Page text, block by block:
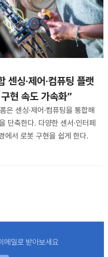
싱·제어·컴퓨팅 플랫
현 속도 가속화”
센싱·제어·컴퓨팅을 통합해
단축한다. 다양한 센서·인터페
에서 로봇 구현을 쉽게 한다.
메일로 받아보세요